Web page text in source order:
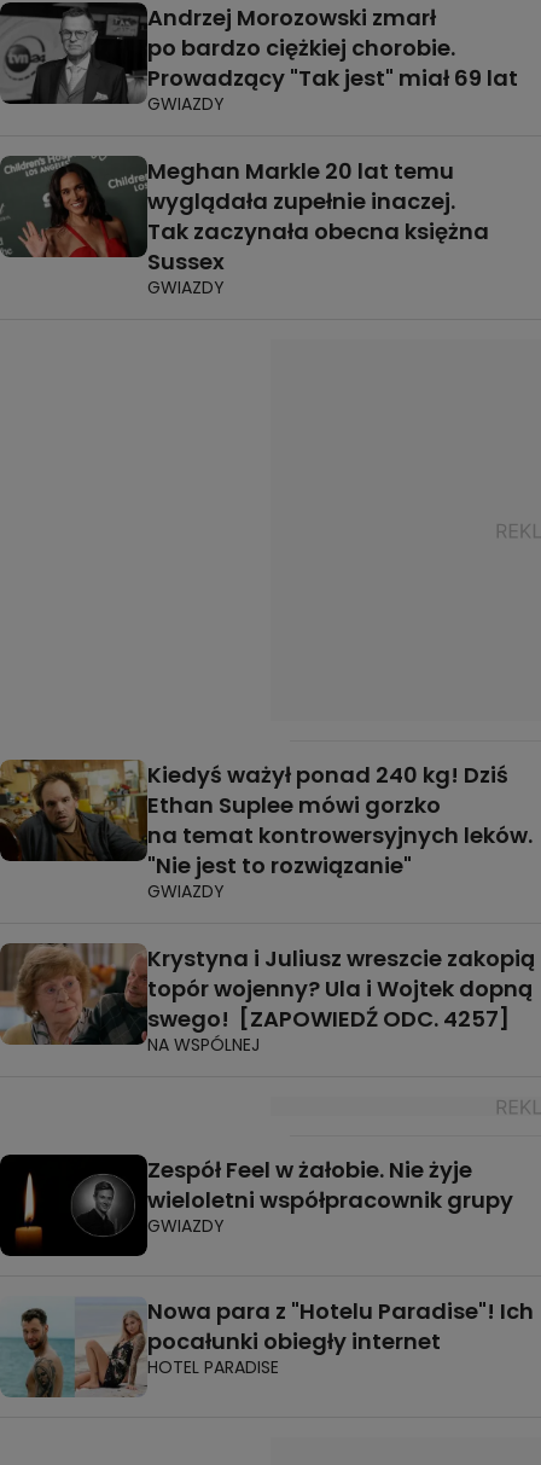
Andrzej Morozowski zmarł
po bardzo ciężkiej chorobie.
Prowadzący "Tak jest" miał 69 lat
GWIAZDY
Meghan Markle 20 lat temu
wyglądała zupełnie inaczej.
Tak zaczynała obecna księżna
Sussex
GWIAZDY
Kiedyś ważył ponad 240 kg! Dziś
Ethan Suplee mówi gorzko
na temat kontrowersyjnych leków.
"Nie jest to rozwiązanie"
GWIAZDY
Krystyna i Juliusz wreszcie zakopią
topór wojenny? Ula i Wojtek dopną
swego! [ZAPOWIEDŹ ODC. 4257]
NA WSPÓLNEJ
Zespół Feel w żałobie. Nie żyje
wieloletni współpracownik grupy
GWIAZDY
Nowa para z "Hotelu Paradise"! Ich
pocałunki obiegły internet
HOTEL PARADISE